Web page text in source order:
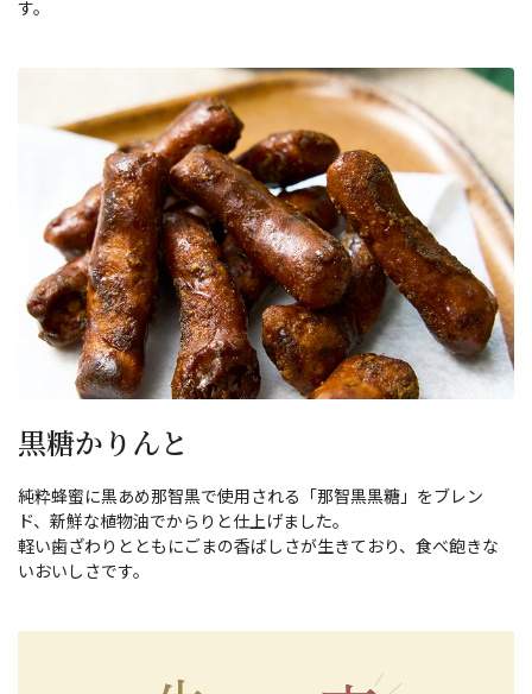
す。
黒糖かりんと
純粋蜂蜜に黒あめ那智黒で使用される「那智黒黒糖」をブレン
ド、新鮮な植物油でからりと仕上げました。
軽い歯ざわりとともにごまの香ばしさが生きており、食べ飽きな
いおいしさです。